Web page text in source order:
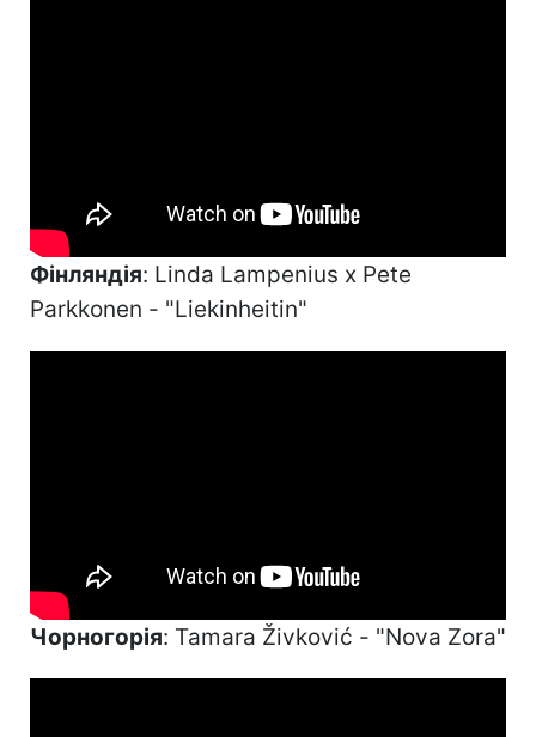
Фінляндія: Linda Lampenius x Pete
Parkkonen - "Liekinheitin"
Чорногорія: Tamara Živković - "Nova Zora"